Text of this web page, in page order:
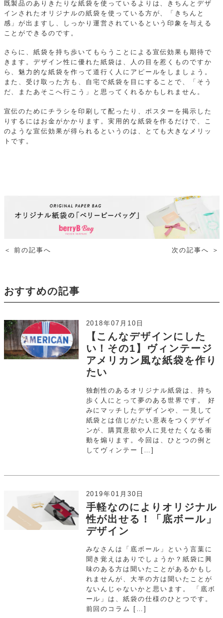
既製品のありきたりな紙袋を使っているよりは、きちんとデザ
インされたオリジナルの紙袋を使っている方が、「きちんと
感」が出ますし、しっかり運営されているという印象を与える
ことができるのです。
さらに、紙袋を持ち歩いてもらうことによる宣伝効果も期待で
きます。デザイン性に優れた紙袋は、人の目を惹くものですか
ら、魅力的な紙袋を作って道行く人にアピールをしましょう。
また、受け取った方も、自宅で紙袋を目にすることで、「そう
だ、またあそこへ行こう」と思ってくれるかもしれません。
宣伝のためにチラシを印刷して配ったり、ポスターを掲示した
りするにはお金がかかります。実用的な紙袋を作るだけで、こ
のような宣伝効果が得られるというのは、とても大きなメリッ
トです。
＜前の記事へ 次の記事へ ＞
おすすめの記事
【こんなデザインにした
い！その1】ヴィンテージ
アメリカン風な紙袋を作り
たい
2018年07月10日
独創性のあるオリジナル紙袋は、持ち
歩く人にとって夢のある世界です。 好
みにマッチしたデザインや、一見して
紙袋とは信じがたい意表をつくデザイ
ンが、購買意欲や人に見せたくなる衝
動を煽ります。今回は、ひとつの例と
してヴィンテー […]
手軽なのによりオリジナル
性が出せる！「底ボール」
デザイン
2019年01月30日
みなさんは「底ボール」という言葉に
聞き覚えはありでしょうか？紙袋に興
味のある方は聞いたことがあるかもし
れませんが、大半の方は聞いたことが
ないんじゃないかと思います。 「底ボ
ール」は、紙袋の仕様のひとつです。
前回のコラム […]